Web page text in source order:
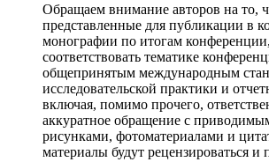
Обращаем внимание авторов на то,
представленные для публикации в
монографии по итогам
соответствовать тематике
общепринятым международным
исследовательской практики и
включая, помимо прочего,
аккуратное обращение с
рисунками, фотоматериалами и
материалы будут рецензироваться и